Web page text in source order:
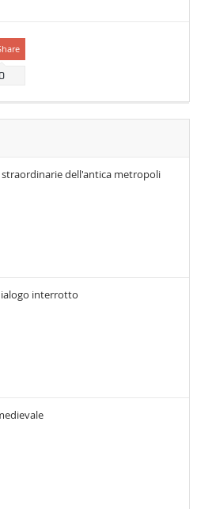
straordinarie dell'antica metropoli
interrotto